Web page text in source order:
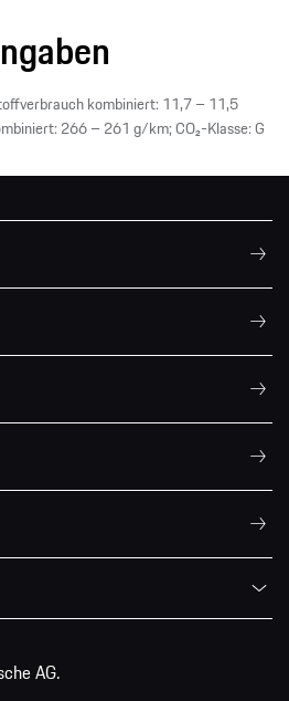
kombiniert: 11,7 – 11,5
266 – 261 g/km; CO₂-Klasse: G
AG.